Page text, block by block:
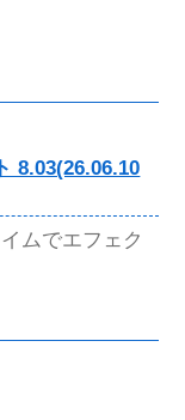
8.03(26.06.10
ムでエフェク